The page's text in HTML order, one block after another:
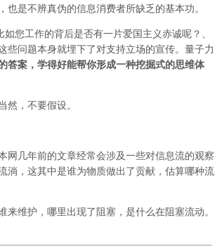
是不辨真伪的信息消费者所缺乏的基本功。
您工作的背后是否有一片爱国主义赤诚呢？、
些问题本身就埋下了对支持立场的宣传。量子力
答案，学得好能帮你形成一种挖掘式的思维体
，不要假设。
网几年前的文章经常会涉及一些对信息流的观察
淌，这其中是谁为物质做出了贡献，估算哪种流
维护，哪里出现了阻塞，是什么在阻塞流动。